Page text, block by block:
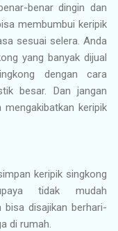
benar dingin dan
membumbui keripik
sesuai selera. Anda
yang banyak dijual
dengan cara
besar. Dan jangan
keripik
keripik singkong
tidak mudah
bisa disajikan berhari-
di rumah.